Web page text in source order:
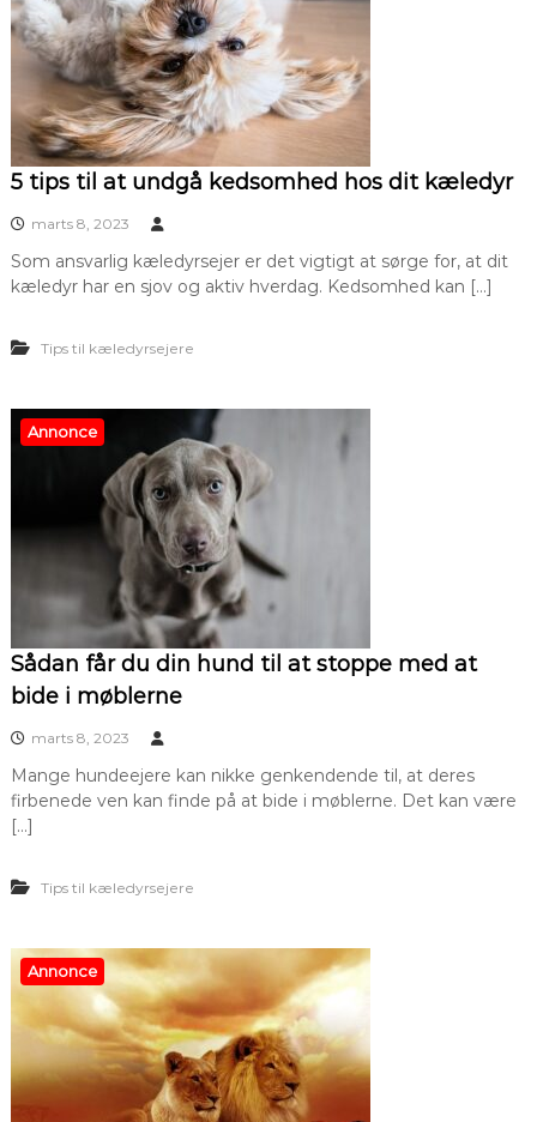
5 tips til at undgå kedsomhed hos dit kæledyr
marts 8, 2023
Som ansvarlig kæledyrsejer er det vigtigt at sørge for, at dit
kæledyr har en sjov og aktiv hverdag. Kedsomhed kan […]
Tips til kæledyrsejere
Annonce
Sådan får du din hund til at stoppe med at
bide i møblerne
marts 8, 2023
Mange hundeejere kan nikke genkendende til, at deres
firbenede ven kan finde på at bide i møblerne. Det kan være
[…]
Tips til kæledyrsejere
Annonce